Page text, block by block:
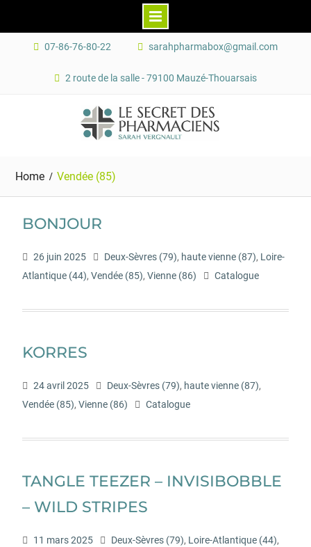
07-86-76-80-22 sarahpharmabox@gmail.com
2 route de la salle - 79100 Mauzé-Thouarsais
Home Vendée (85)
BONJOUR
26 juin 2025 Deux-Sèvres (79), haute vienne (87), Loire-
Atlantique (44), Vendée (85), Vienne (86) Catalogue
KORRES
24 avril 2025 Deux-Sèvres (79), haute vienne (87),
Vendée (85), Vienne (86) Catalogue
TANGLE TEEZER – INVISIBOBBLE
– WILD STRIPES
11 mars 2025 Deux-Sèvres (79), Loire-Atlantique (44),